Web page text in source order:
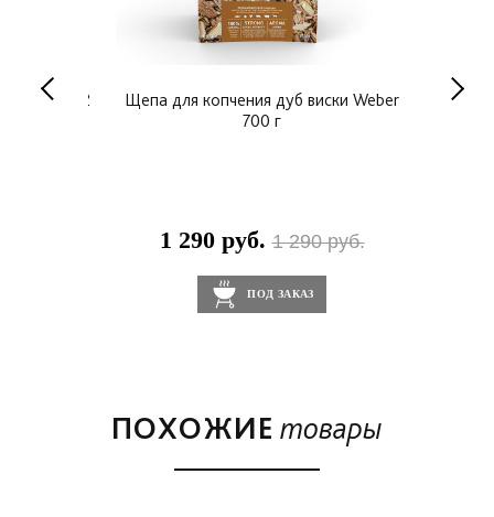
Weber 2
Щепа для копчения дуб виски Weber
700 г
1 290 руб.1 290 руб.
ПОД ЗАКАЗ
ПОХОЖИЕ товары